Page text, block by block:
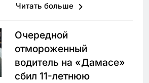
Читать больше
Очередной
отмороженный
водитель на «Дамасе»
сбил 11-летнюю